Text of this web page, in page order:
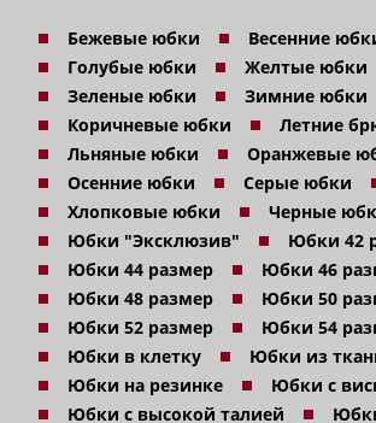
Бежевые юбки
Весенние
Голубые юбки
Желтые юбки
Зеленые юбки
Зимние юбки
Коричневые юбки
Летние
Льняные юбки
Оранжевые
Осенние юбки
Серые юбки
Хлопковые юбки
Черные
Юбки "Эксклюзив"
Юбки 42
Юбки 44 размер
Юбки 46
Юбки 48 размер
Юбки 50
Юбки 52 размер
Юбки 54
Юбки в клетку
Юбки из
Юбки на резинке
Юбки с
Юбки с высокой талией